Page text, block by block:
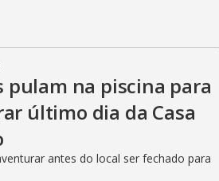
pulam na piscina para
último dia da Casa
antes do local ser fechado para